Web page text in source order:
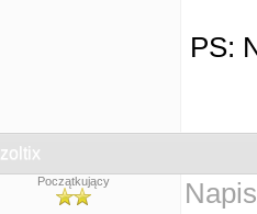
PS:
zoltix
Początkujący